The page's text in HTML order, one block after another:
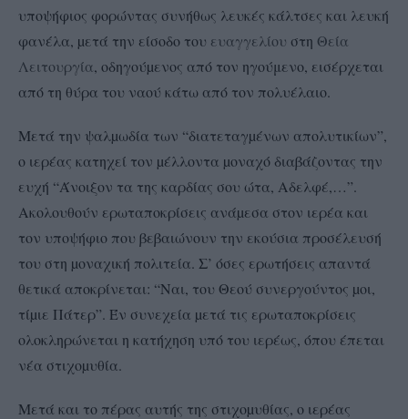
υποψήφιος φορώντας συνήθως λευκές κάλτσες και λευκή
φανέλα, µετά την είσοδο του ευαγγελίου στη Θεία
Λειτουργία, οδηγούµενος από τον ηγούμενο, εισέρχεται
από τη θύρα του ναού κάτω από τον πολυέλαιο.
Μετά την ψαλµωδία των “διατεταγµένων απολυτικίων”,
ο ιερέας κατηχεί τον µέλλοντα µοναχό διαβάζοντας την
ευχή “Άνοιξον τα της καρδίας σου ώτα, Αδελφέ,…”.
Ακολουθούν ερωταποκρίσεις ανάµεσα στον ιερέα και
τον υποψήφιο που βεβαιώνουν την εκούσια προσέλευσή
του στη µοναχική πολιτεία. Σ’ όσες ερωτήσεις απαντά
θετικά αποκρίνεται: “Ναι, του Θεού συνεργούντος µοι,
τίµιε Πάτερ”. Έν συνεχεία µετά τις ερωταποκρίσεις
ολοκληρώνεται η κατήχηση υπό του ιερέως, όπου έπεται
νέα στιχοµυθία.
Μετά και το πέρας αυτής της στιχοµυθίας, ο ιερέας